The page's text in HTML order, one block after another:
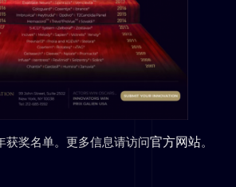
获奖名单。更多信息请访问官方网站。